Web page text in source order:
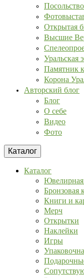
Открытая
Высшие
Уральская
Памятник
Корона
Авторский блог
Блог
О себе
Видео
Фото
Каталог
Каталог
Ювелирная
Бронзовая
Книги и
Мерч
Открытки
Наклейки
Игры